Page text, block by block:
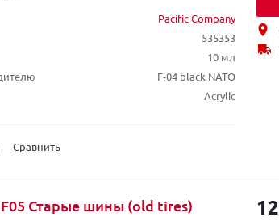
Pacific Company
535353
10 мл
F-04 black NATO
Acrylic
Сравнить
Старые шины (old tires)